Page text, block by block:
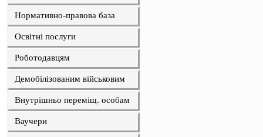
Нормативно-правова база
Освітні послуги
Роботодавцям
Демобілізованим військовим
Внутрішньо переміщ. особам
Ваучери